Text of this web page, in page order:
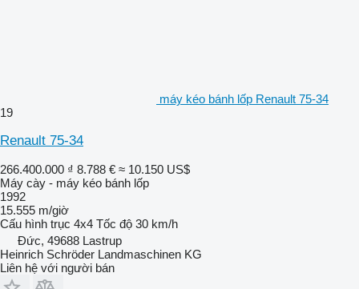
máy kéo bánh lốp Renault 75-34
19
Renault 75-34
266.400.000 ₫ 8.788 € ≈ 10.150 US$
Máy cày - máy kéo bánh lốp
1992
15.555 m/giờ
Cấu hình trục 4x4 Tốc độ 30 km/h
Đức, 49688 Lastrup
Heinrich Schröder Landmaschinen KG
Liên hệ với người bán